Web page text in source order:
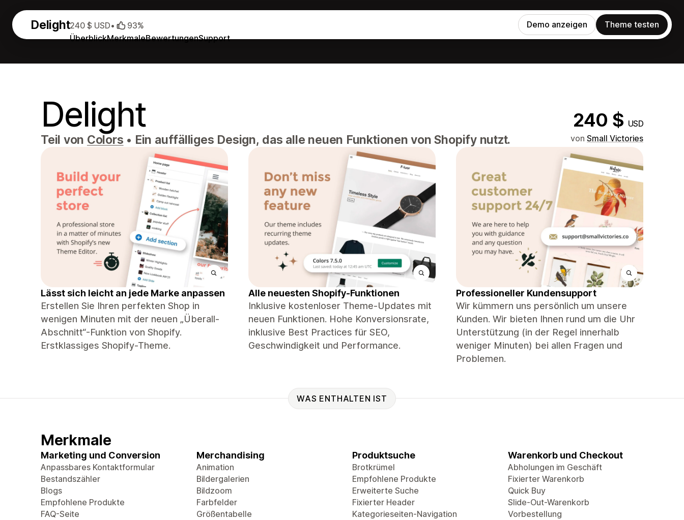
Delight
ÜberblickMerkmaleBewertungenSupport
240 $ USD• 93% Demo anzeigen Theme testen
Delight 240 $ USD
Teil von Colors • Ein auffälliges Design, das alle neuen Funktionen von Shopify nutzt. von Small Victories
Lässt sich leicht an jede Marke anpassen
Erstellen Sie Ihren perfekten Shop in
wenigen Minuten mit der neuen „Überall-
Abschnitt“-Funktion von Shopify.
Erstklassiges Shopify-Theme.
Alle neuesten Shopify-Funktionen
Inklusive kostenloser Theme-Updates mit
neuen Funktionen. Hohe Konversionsrate,
inklusive Best Practices für SEO,
Geschwindigkeit und Performance.
Professioneller Kundensupport
Wir kümmern uns persönlich um unsere
Kunden. Wir bieten Ihnen rund um die Uhr
Unterstützung (in der Regel innerhalb
weniger Minuten) bei allen Fragen und
Problemen.
WAS ENTHALTEN IST
Merkmale
Marketing und Conversion
Anpassbares Kontaktformular
Bestandszähler
Blogs
Empfohlene Produkte
FAQ-Seite
Merchandising
Animation
Bildergalerien
Bildzoom
Farbfelder
Größentabelle
Produktsuche
Brotkrümel
Empfohlene Produkte
Erweiterte Suche
Fixierter Header
Kategorieseiten-Navigation
Warenkorb und Checkout
Abholungen im Geschäft
Fixierter Warenkorb
Quick Buy
Slide-Out-Warenkorb
Vorbestellung